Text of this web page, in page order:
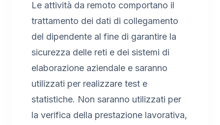
Le attività da remoto comportano il
trattamento dei dati di collegamento
del dipendente al fine di garantire la
sicurezza delle reti e dei sistemi di
elaborazione aziendale e saranno
utilizzati per realizzare test e
statistiche. Non saranno utilizzati per
la verifica della prestazione lavorativa,